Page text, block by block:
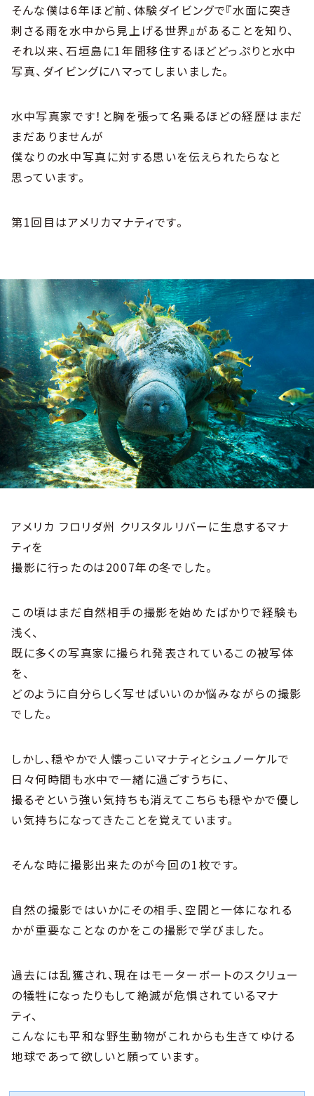
そんな僕は6年ほど前、体験ダイビングで『水面に突き
刺さる雨を水中から見上げる世界』があることを知り、
それ以来、石垣島に1年間移住するほどどっぷりと水中
写真、ダイビングにハマってしまいました。
水中写真家です！と胸を張って名乗るほどの経歴はまだ
まだありませんが
僕なりの水中写真に対する思いを伝えられたらなと
思っています。
第1回目はアメリカマナティです。
アメリカ フロリダ州 クリスタルリバーに生息するマナ
ティを
撮影に行ったのは2007年の冬でした。
この頃はまだ自然相手の撮影を始めたばかりで経験も
浅く、
既に多くの写真家に撮られ発表されているこの被写体
を、
どのように自分らしく写せばいいのか悩みながらの撮影
でした。
しかし、穏やかで人懐っこいマナティとシュノーケルで
日々何時間も水中で一緒に過ごすうちに、
撮るぞという強い気持ちも消えてこちらも穏やかで優し
い気持ちになってきたことを覚えています。
そんな時に撮影出来たのが今回の1枚です。
自然の撮影ではいかにその相手、空間と一体になれる
かが重要なことなのかをこの撮影で学びました。
過去には乱獲され、現在はモーターボートのスクリュー
の犠牲になったりもして絶滅が危惧されているマナ
ティ、
こんなにも平和な野生動物がこれからも生きてゆける
地球であって欲しいと願っています。